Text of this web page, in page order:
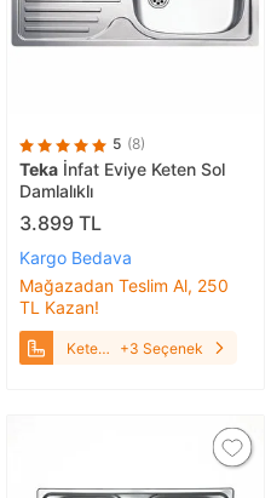
5 (8)
Teka İnfat Eviye Keten Sol
Damlalıklı
3.899 TL
Kargo Bedava
Mağazadan Teslim Al, 250
TL Kazan!
Keten
+3 Seçenek